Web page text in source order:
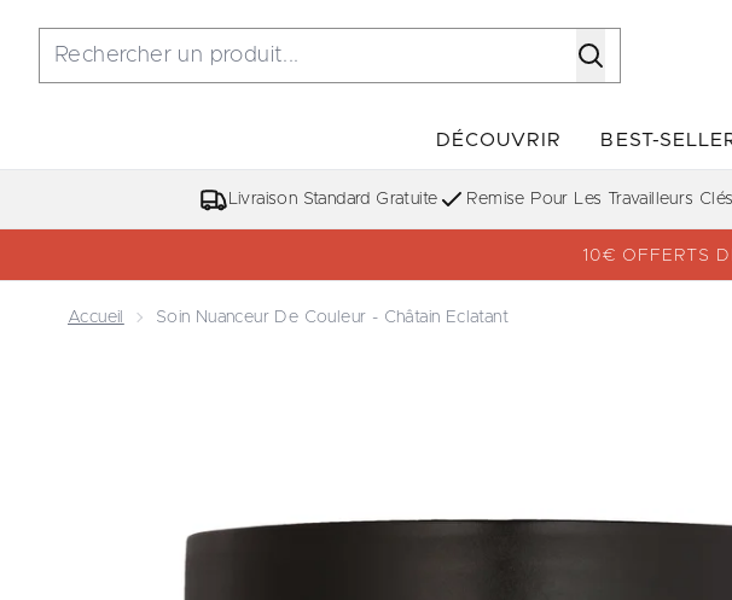
DÉCOUVRIR BEST-
Livraison Standard Gratuite Remise Pour Les Travailleurs Clés
10€ OFFERTS
Accueil Soin Nuanceur De Couleur - Châtain Eclatant